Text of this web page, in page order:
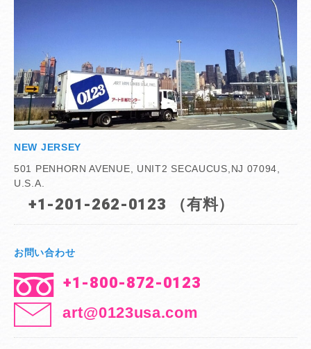
NEW JERSEY
501 PENHORN AVENUE, UNIT2 SECAUCUS,NJ 07094,
U.S.A.
+1-201-262-0123 （有料）
お問い合わせ
+1-800-872-0123
art@0123usa.com